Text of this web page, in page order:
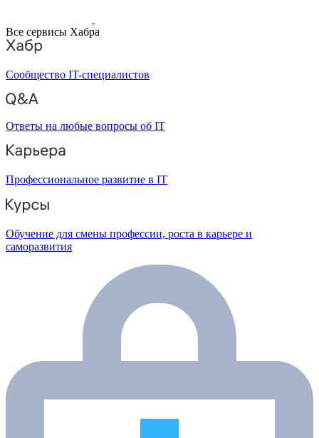
Все сервисы Хабра
Сообщество IT-специалистов
Ответы на любые вопросы об IT
Профессиональное развитие в IT
Обучение для смены профессии, роста в карьере и
саморазвития